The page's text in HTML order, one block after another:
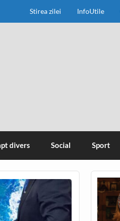
Stirea zilei InfoUtile
divers Social Sport